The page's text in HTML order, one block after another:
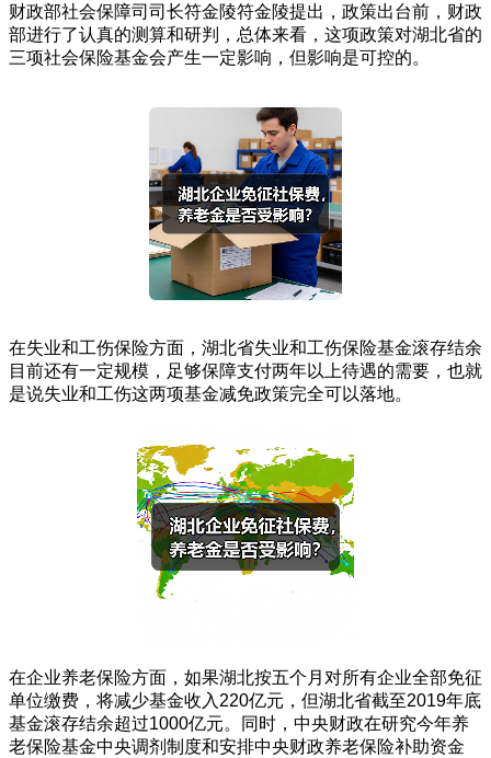
财政部社会保障司司长符金陵符金陵提出，政策出台前，财政
部进行了认真的测算和研判，总体来看，这项政策对湖北省的
三项社会保险基金会产生一定影响，但影响是可控的。
在失业和工伤保险方面，湖北省失业和工伤保险基金滚存结余
目前还有一定规模，足够保障支付两年以上待遇的需要，也就
是说失业和工伤这两项基金减免政策完全可以落地。
在企业养老保险方面，如果湖北按五个月对所有企业全部免征
单位缴费，将减少基金收入220亿元，但湖北省截至2019年底
基金滚存结余超过1000亿元。同时，中央财政在研究今年养
老保险基金中央调剂制度和安排中央财政养老保险补助资金